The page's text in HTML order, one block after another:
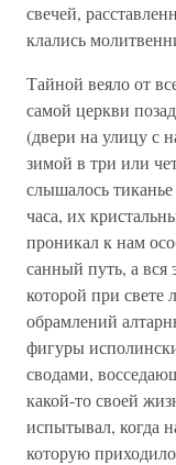
свечей,
клались
Тайной веяло от
самой церкви
(двери на улицу с
зимой в три или
слышалось
часа, их
проникал к нам
санный путь, а вся
которой при свете
обрамлений
фигуры
сводами,
какой-то своей
испытывал, когда
которую